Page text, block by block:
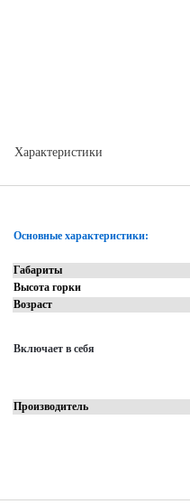
Характеристики
Основные характеристики:
Габариты
Высота горки
Возраст
Включает в себя
Производитель